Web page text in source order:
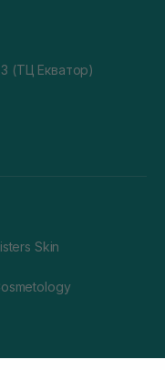
(ТЦ Екватор)
Skin